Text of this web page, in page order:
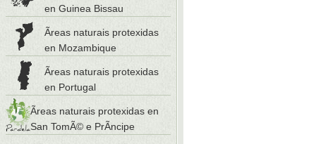
en Guinea Bissau
Ãreas naturais protexidas
en Mozambique
Ãreas naturais protexidas
en Portugal
Ãreas naturais protexidas en
San TomÃ© e PrÃ­ncipe